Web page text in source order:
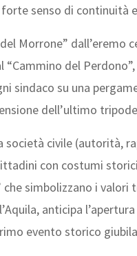
senso di continuità
del Morrone”
del
sindaco su una
dell’ultimo
società civile (autorità,
con costumi
che simbolizzano i
anticipa
evento storico